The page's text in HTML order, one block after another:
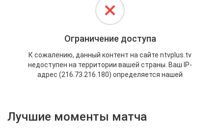
Лучшие моменты матча